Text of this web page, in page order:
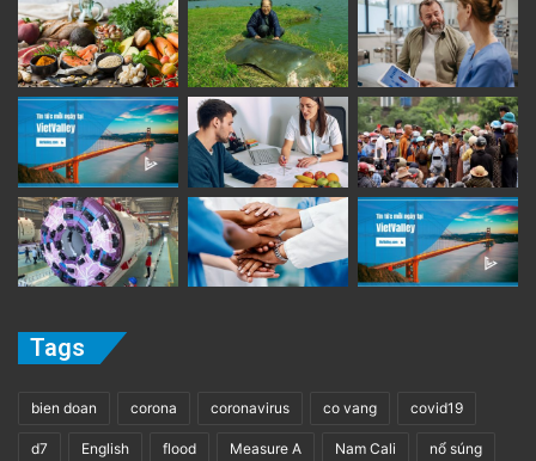
Tags
bien doan corona coronavirus co vang covid19
d7 English flood Measure A Nam Cali nổ súng